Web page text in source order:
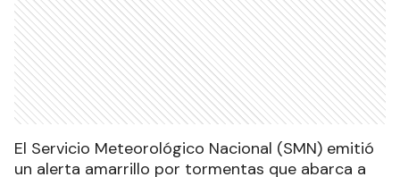
El Servicio Meteorológico Nacional (SMN) emitió
un alerta amarrillo por tormentas que abarca a